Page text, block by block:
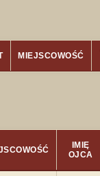
MIEJSCOWOŚĆ
IMIĘ
OJCA